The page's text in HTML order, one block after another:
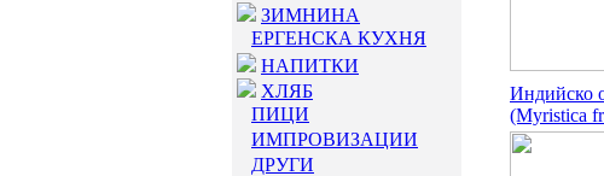
ЗИМНИНА
ЕРГЕНСКА КУХНЯ
НАПИТКИ
ХЛЯБ
ПИЦИ
ИМПРОВИЗАЦИИ
ДРУГИ
Индийско
(Myristica